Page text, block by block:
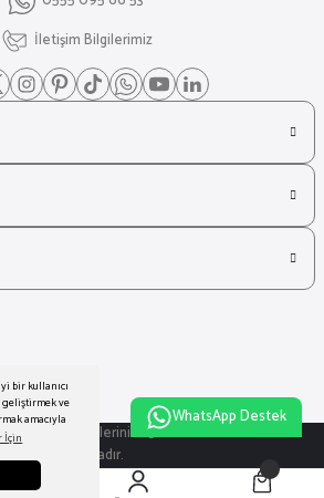
bir kullanıcı
ve
amacıyla
İçin
İletişim Bilgilerimiz
Kredi kartı bilgileriniz 256bit SSL sertifikası ile
korunmaktadır.
WhatsApp Destek